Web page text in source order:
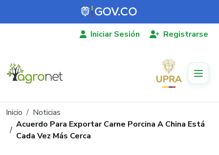
Pasar al contenido principal
Iniciar Sesión Registrarse
Ruta de navegación
Inicio
Noticias
Acuerdo Para Exportar Carne Porcina A China Está
Cada Vez Más Cerca